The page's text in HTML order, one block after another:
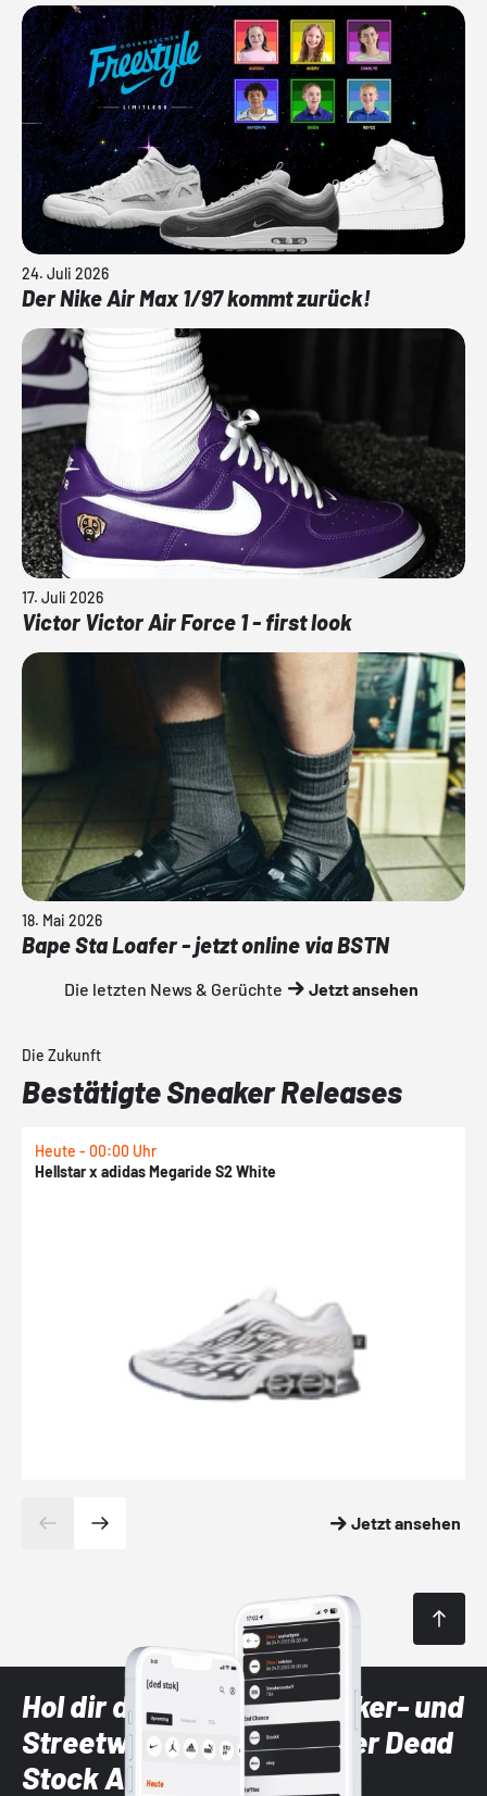
24. Juli 2026
Der Nike Air Max 1/97 kommt zurück!
17. Juli 2026
Victor Victor Air Force 1 - first look
18. Mai 2026
Bape Sta Loafer - jetzt online via BSTN
Die letzten News & Gerüchte Jetzt ansehen
Die Zukunft
Bestätigte Sneaker Releases
Heute - 00:00 Uhr
Hellstar x adidas Megaride S2 White
Jetzt ansehen
Hol dir die neuesten Sneaker- und
Streetwear-Brands mit der Dead
Stock App